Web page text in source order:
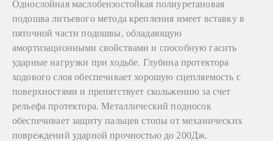
Однослойная маслобензостойкая полиуретановая
подошва литьевого метода крепления имеет вставку в
пяточной части подошвы, обладающую
амортизационными свойствами и способную гасить
ударные нагрузки при ходьбе. Глубина протектора
ходового слоя обеспечивает хорошую сцепляемость с
поверхностями и препятствует скольжению за счет
рельефа протектора. Металлический подносок
обеспечивает защиту пальцев стопы от механических
повреждений ударной прочностью до 200Дж.